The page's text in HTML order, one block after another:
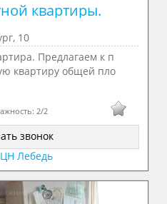
квартиры.
10
Предлагаем к п
квартиру общей пло
2/2
звонок
Лебедь